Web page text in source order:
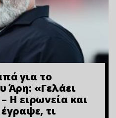
για το
Άρη: «Γελάει
Η ειρωνεία και
τι